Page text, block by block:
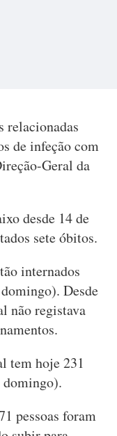
relacionadas
de infeção com
Geral da
desde 14 de
sete óbitos.
internados
Desde
não registava
tem hoje 231
domingo).
pessoas foram